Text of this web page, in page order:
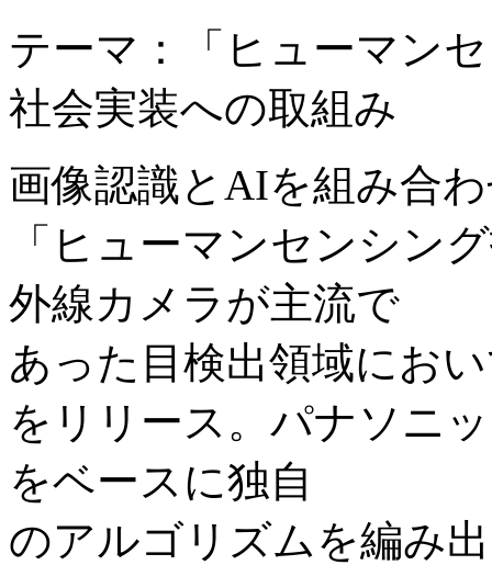
テーマ：「ヒューマン
社会実装への取組み
画像認識とAIを組み合
「ヒューマンセンシン
外線カメラが主流で
あった目検出領域にお
をリリース。パナソニ
をベースに独自
のアルゴリズムを編み